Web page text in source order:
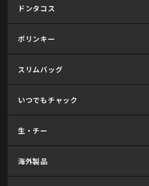
ドンタコス
ポリンキー
スリムバッグ
いつでもチャック
生・チー
海外製品